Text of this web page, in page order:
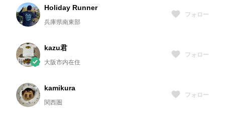
Holiday Runner
兵庫県南東部
フォロー
kazu君
大阪市内在住
フォロー
kamikura
関西圏
フォロー